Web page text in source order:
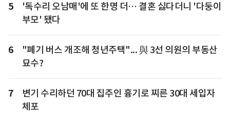
5
'독수리 오남매'에 또 한명 더… 결혼 싫다더니 '다둥이
부모' 됐다
6
"폐기 버스 개조해 청년주택"... 與 3선 의원의 부동산
묘수?
7
변기 수리하던 70대 집주인 흉기로 찌른 30대 세입자
체포